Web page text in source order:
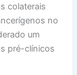
colaterais
no
um
pré-clínicos